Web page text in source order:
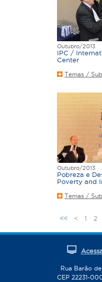
Outubro/2013
IPC /
Center
Temas /
Outubro/2013
Pobreza e
Poverty and
Temas /
á
<< < 1 2
Rua Barão
CEP 22231-